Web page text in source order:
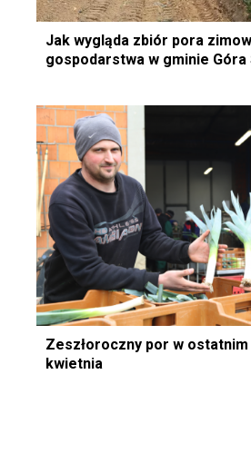
Jak wygląda zbiór pora
gospodarstwa w gminie Góra
Zeszłoroczny por w
kwietnia